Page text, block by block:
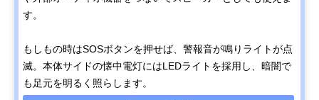
す。
もしもの時はSOSボタンを押せば、警報音が鳴りライトが点
滅。本体サイドの懐中電灯にはLEDライトを採用し、暗闇で
も足元を明るく照らします。